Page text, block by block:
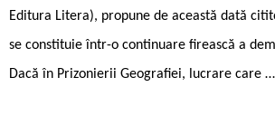
Editura Litera), propune de această dată
se constituie într-o continuare firească a
Dacă în Prizonierii Geografiei, lucrare care …